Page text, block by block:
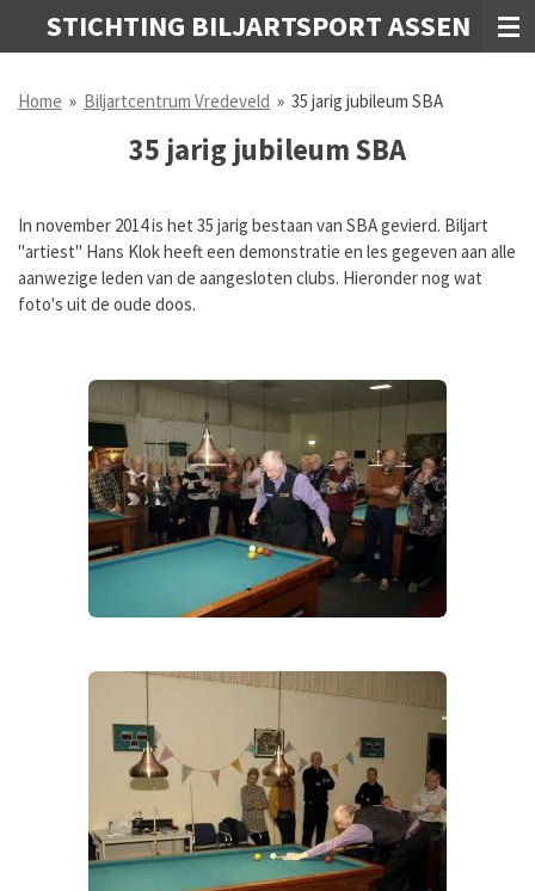
direct
de
STICHTING BILJARTSPORT ASSEN
Home » Biljartcentrum Vredeveld » 35 jarig jubileum SBA
35 jarig jubileum SBA
In november 2014 is het 35 jarig bestaan van SBA gevierd. Biljart
"artiest" Hans Klok heeft een demonstratie en les gegeven aan alle
aanwezige leden van de aangesloten clubs. Hieronder nog wat
foto's uit de oude doos.